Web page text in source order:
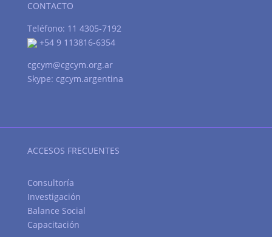
CONTACTO
Teléfono: 11 4305-7192
+54 9 113816-6354
cgcym@cgcym.org.ar
Skype: cgcym.argentina
ACCESOS FRECUENTES
Consultoría
Investigación
Balance Social
Capacitación